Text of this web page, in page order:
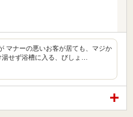
マナーの悪いお客が居ても、マジか
せず浴槽に入る、びしょ…